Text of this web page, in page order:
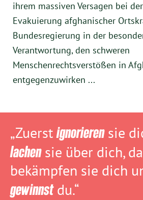
ihrem massiven Versagen bei
Evakuierung afghanischer
Bundesregierung in der
Verantwortung, den schweren
Menschenrechtsverstößen in
entgegenzuwirken ...
„Zuerstignorierensie
lachensie über dich,
bekämpfen sie dich
gewinnstdu.“